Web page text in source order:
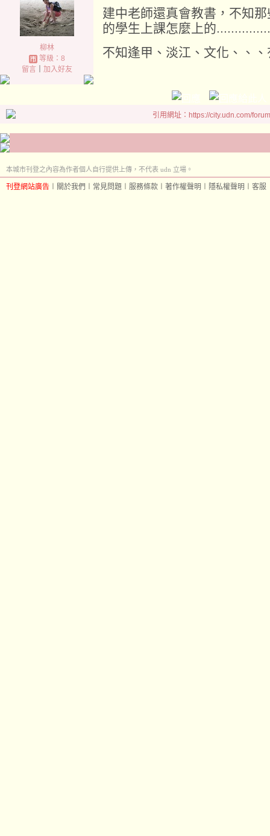
柳林
等級：8
留言｜ 加入好友
建中老師還真會教書，不知
的學生上課怎麼上的...............
不知逢甲、淡江、文化、、
引用網址：https://city.udn.com/
本城市刊登之內容為作者個人自行提供上傳，不代表 udn 立場。
刊登網站廣告 關於我們 常見問題 服務條款 著作權聲明 隱私權聲明 客服